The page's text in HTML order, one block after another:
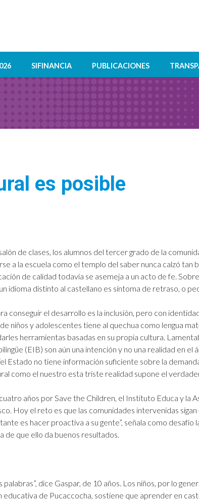
SIFINANCIA PUBLICACIONES
es posible
de clases, los alumnos del tercer grado de la
a la escuela como el templo del saber nunca calzó tan
de calidad todavía se asemeja a un acto de fe.
idioma distinto al castellano es síntoma de retraso, o
conseguir el desarrollo es la inclusión, pero con
niños y adolescentes tiene al quechua como lengua
herramientas basadas en su propia cultura.
(EIB) son aún una intención y no una realidad en
Estado no tiene información suficiente sobre la
como el nuestro esta triste realidad supone el
años por Save the Children, el Instituto Educa y la
Hoy el reto es que las comunidades intervenidas
es hacer proactiva a su gente”, señala como
de que ello da buenos resultados.
dice Gaspar, de 10 años. Los niños, por lo
de Pucaccocha, sostiene que aprender en